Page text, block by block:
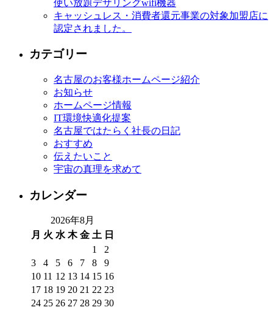
使い放題デザリングwifi機器
キャッシュレス・消費者還元事業の対象加盟店に
認定されました。
カテゴリー
名古屋のお客様ホームページ紹介
お知らせ
ホームページ情報
IT環境快適化提案
名古屋ではたらく社長の日記
おすすめ
伝えたいこと
宇宙の真理を求めて
カレンダー
2026年8月
月 火 水 木 金 土 日
1
2
3
4 5 6 7 8
9
10 11 12 13 14 15 16
17 18 19 20 21 22 23
24 25 26 27 28 29 30